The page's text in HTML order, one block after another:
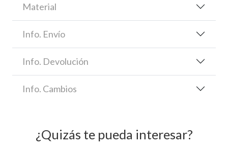
Material
Info. Envío
Info. Devolución
Info. Cambios
¿Quizás te pueda interesar?